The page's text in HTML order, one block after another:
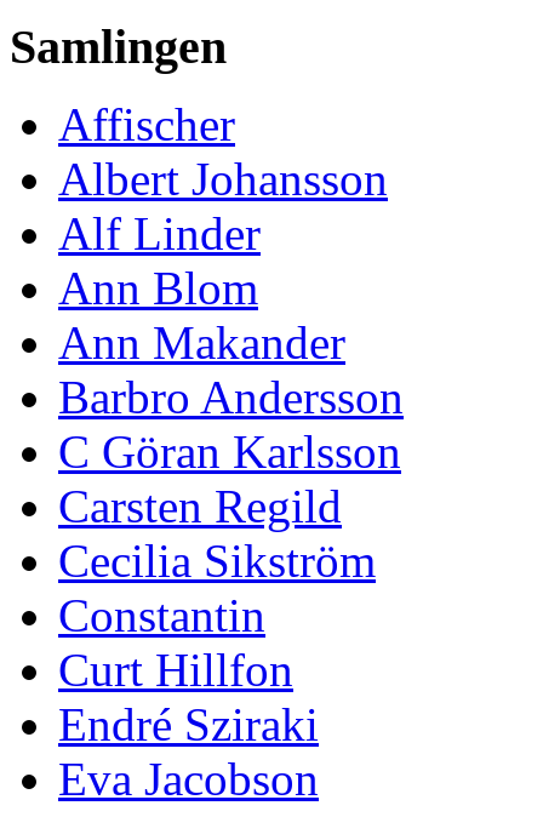
Samlingen
Affischer
Albert Johansson
Alf Linder
Ann Blom
Ann Makander
Barbro Andersson
C Göran Karlsson
Carsten Regild
Cecilia Sikström
Constantin
Curt Hillfon
Endré Sziraki
Eva Jacobson